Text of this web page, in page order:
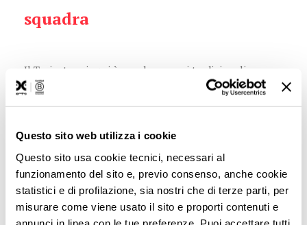
Questo sito web utilizza i cookie
Questo sito usa cookie tecnici, necessari al
funzionamento del sito e, previo consenso, anche cookie
statistici e di profilazione, sia nostri che di terze parti, per
misurare come viene usato il sito e proporti contenuti e
squadra
Il Trainstorming si è concluso con i tradizionali
momenti di
team building, in questo
caso per celebrare insieme i successi dell'anno che sta
nei secoli) subito seguita dall’immancabile
precede le festività natalizie.
Crediamo che un ambiente di lavoro positivo e
collaborativo, ma soprattutto propositivo, sia
fondamentale per raggiungere gli obiettivi comuni e